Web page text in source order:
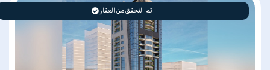
تم التحقق من العقار